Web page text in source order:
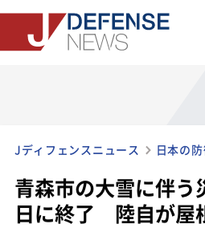
Jディフェンスニュース 日本の
青森市の大雪に伴う
日に終了 陸自が屋